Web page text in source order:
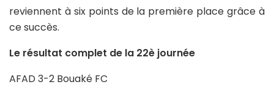
reviennent à six points de la première place grâce à
ce succès.
Le résultat complet de la 22è journée
AFAD 3-2 Bouaké FC